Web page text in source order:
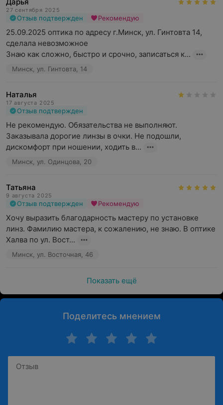
27 сентября 2025
Отзыв подтвержден Рекомендую
25.09.2025 оптика по адресу г.Минск, ул. Гинтовта 14,
сделала невозможное
Знаю как сложно, быстро и срочно, записаться к...
Минск, ул. Гинтовта, 14
Наталья
17 августа 2025
Отзыв подтвержден
Не рекомендую. Обязательства не выполняют.
Заказывала дорогие линзы в очки. Не подошли,
дискомфорт при ношении, ходить в...
Минск, ул. Одинцова, 20
Татьяна
9 августа 2025
Отзыв подтвержден Рекомендую
Хочу выразить благодарность мастеру по установке
линз. Фамилию мастера, к сожалению, не знаю. В оптике
Халва по ул. Вост...
Минск, ул. Восточная, 46
Показать ещё
Поделитесь мнением